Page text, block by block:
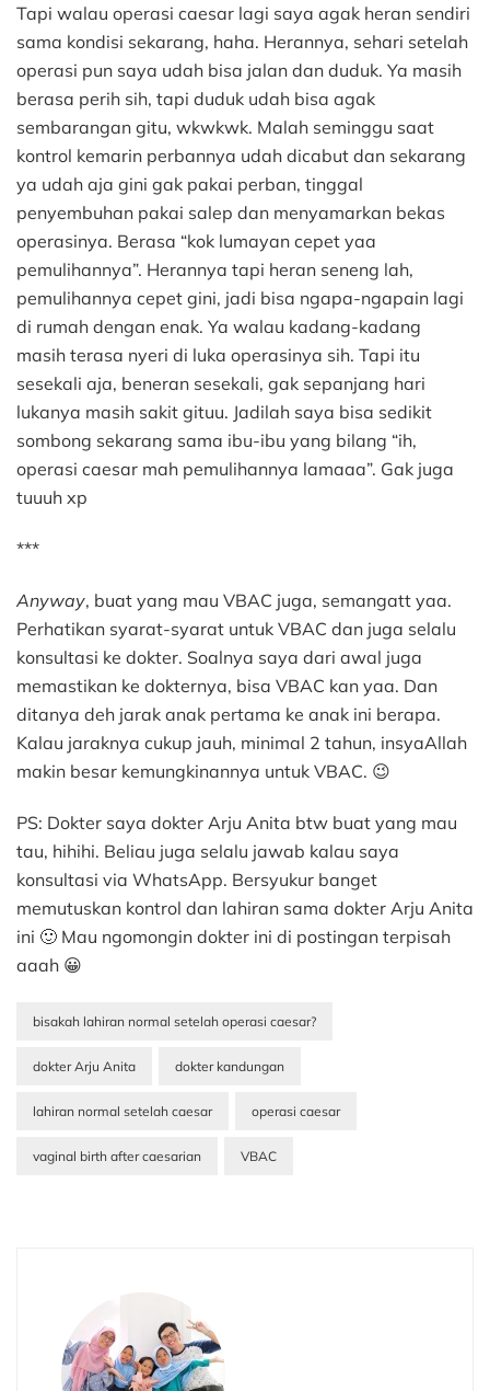
Tapi walau operasi caesar lagi saya agak heran sendiri
sama kondisi sekarang, haha. Herannya, sehari setelah
operasi pun saya udah bisa jalan dan duduk. Ya masih
berasa perih sih, tapi duduk udah bisa agak
sembarangan gitu, wkwkwk. Malah seminggu saat
kontrol kemarin perbannya udah dicabut dan sekarang
ya udah aja gini gak pakai perban, tinggal
penyembuhan pakai salep dan menyamarkan bekas
operasinya. Berasa “kok lumayan cepet yaa
pemulihannya”. Herannya tapi heran seneng lah,
pemulihannya cepet gini, jadi bisa ngapa-ngapain lagi
di rumah dengan enak. Ya walau kadang-kadang
masih terasa nyeri di luka operasinya sih. Tapi itu
sesekali aja, beneran sesekali, gak sepanjang hari
lukanya masih sakit gituu. Jadilah saya bisa sedikit
sombong sekarang sama ibu-ibu yang bilang “ih,
operasi caesar mah pemulihannya lamaaa”. Gak juga
tuuuh xp
***
Anyway, buat yang mau VBAC juga, semangatt yaa.
Perhatikan syarat-syarat untuk VBAC dan juga selalu
konsultasi ke dokter. Soalnya saya dari awal juga
memastikan ke dokternya, bisa VBAC kan yaa. Dan
ditanya deh jarak anak pertama ke anak ini berapa.
Kalau jaraknya cukup jauh, minimal 2 tahun, insyaAllah
makin besar kemungkinannya untuk VBAC. 😉
PS: Dokter saya dokter Arju Anita btw buat yang mau
tau, hihihi. Beliau juga selalu jawab kalau saya
konsultasi via WhatsApp. Bersyukur banget
memutuskan kontrol dan lahiran sama dokter Arju Anita
ini 🙂 Mau ngomongin dokter ini di postingan terpisah
aaah 😀
bisakah lahiran normal setelah operasi caesar?
dokter Arju Anita dokter kandungan
lahiran normal setelah caesar operasi caesar
vaginal birth after caesarian VBAC